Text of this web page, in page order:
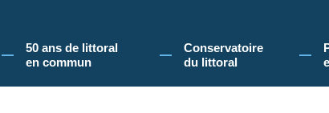
navigation sur le site du Conservatoire du littoral, vous acceptez
50 ans de littoral
en commun​
Conservatoire
du littoral